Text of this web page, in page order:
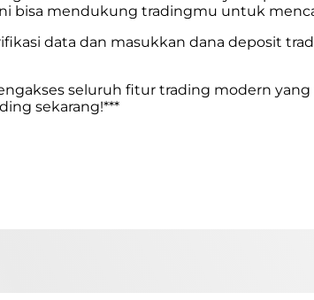
bisa mendukung tradingmu untuk
data dan masukkan dana deposit
seluruh fitur trading modern yang
sekarang!***